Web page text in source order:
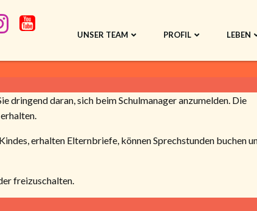
UNSER TEAM PROFIL LEBEN
dringend daran, sich beim Schulmanager anzumelden. Die
erhalten Elternbriefe, können Sprechstunden buchen
freizuschalten.